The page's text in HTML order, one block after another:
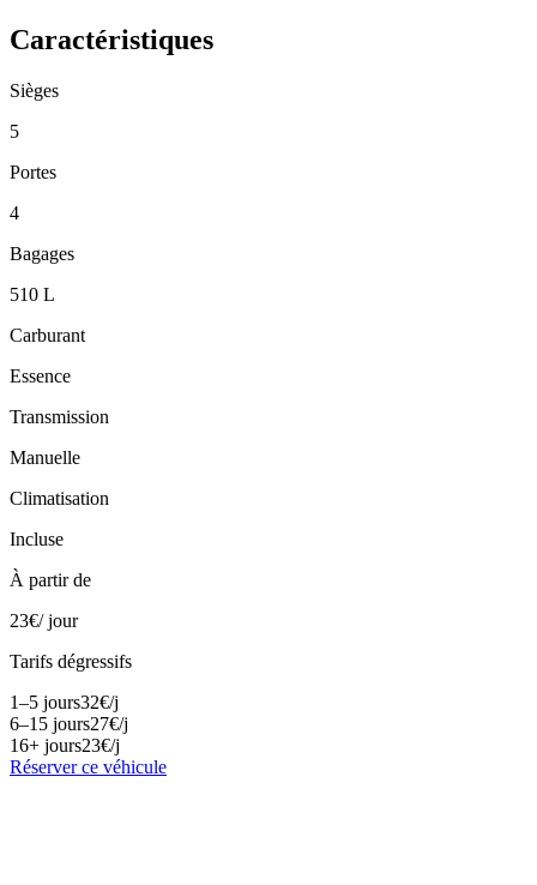
Caractéristiques
Sièges
5
Portes
4
Bagages
510 L
Carburant
Essence
Transmission
Manuelle
Climatisation
Incluse
À partir de
23€/ jour
Tarifs dégressifs
1–5 jours32€/j
6–15 jours27€/j
16+ jours23€/j
Réserver ce véhicule